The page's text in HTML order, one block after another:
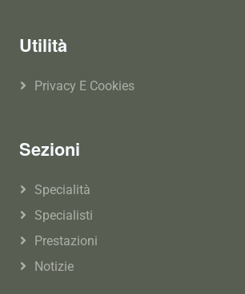
Utilità
Privacy E Cookies
Sezioni
Specialità
Specialisti
Prestazioni
Notizie